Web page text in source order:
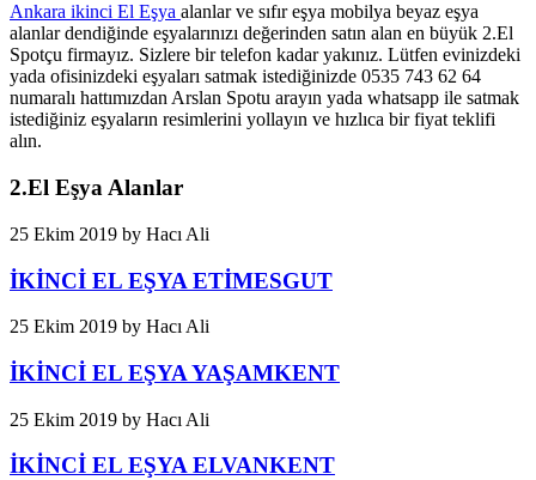
Ankara ikinci El Eşya alanlar ve sıfır eşya mobilya beyaz eşya
alanlar dendiğinde eşyalarınızı değerinden satın alan en büyük 2.El
Spotçu firmayız. Sizlere bir telefon kadar yakınız. Lütfen evinizdeki
yada ofisinizdeki eşyaları satmak istediğinizde 0535 743 62 64
numaralı hattımızdan Arslan Spotu arayın yada whatsapp ile satmak
istediğiniz eşyaların resimlerini yollayın ve hızlıca bir fiyat teklifi
alın.
2.El Eşya Alanlar
25 Ekim 2019 by Hacı Ali
İKİNCİ EL EŞYA ETİMESGUT
25 Ekim 2019 by Hacı Ali
İKİNCİ EL EŞYA YAŞAMKENT
25 Ekim 2019 by Hacı Ali
İKİNCİ EL EŞYA ELVANKENT